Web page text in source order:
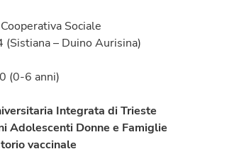
Sociale
(Sistiana – Duino Aurisina)
(0-6 anni)
Integrata di Trieste
Adolescenti Donne e Famiglie
vaccinale